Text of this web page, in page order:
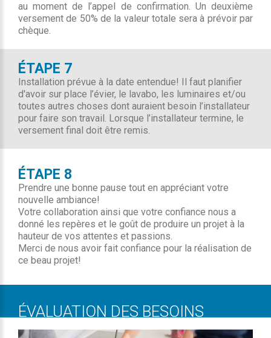
au moment de l’appel de confirmation. Un deuxième
versement de 50% de la valeur totale sera à prévoir par
chèque.
ÉTAPE 7
Installation prévue à la date entendue! Il faut planifier
d'avoir sur place l’évier, le lavabo, les luminaires et/ou
toutes autres choses dont auraient besoin l’installateur
pour faire son travail. Lorsque l’installateur termine, le
versement final doit être remis.
ÉTAPE 8
Prendre une bonne pause tout en appréciant votre
nouvelle ambiance!
Votre collaboration ainsi que votre confiance nous a
donné les repères et le goût de produire un projet à la
hauteur de vos attentes et passions.
Merci de nous avoir fait confiance pour la réalisation de
ce beau projet!
ÉVALUATION DES BESOINS